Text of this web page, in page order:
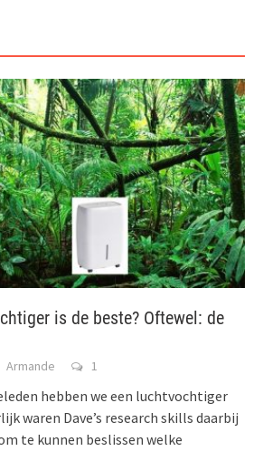
is de beste? Oftewel: de
Armande 1
hebben we een luchtvochtiger
waren Dave’s research skills daarbij
te kunnen beslissen welke